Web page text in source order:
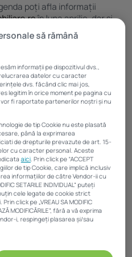
4 Min
poți afla informații
în luna aprilie, dar și
și Gala Profesioniștilor în
se desfășoare luna
de mai jos poți afla ce te
Dozsa, B2B Marketing
să rămână
informații pe dispozitivul dvs.,
datelor cu caracter
dvs. făcând clic mai jos,
legitim în orice moment pe pagina cu
fi raportate partenerilor noștri și nu
de tip Cookie nu este plasată
până la exprimarea
de drepturile prevazute de art. 15-
cu caracter personal. Aceste
aici. Prin click pe “ACCEPT
de tip Cookie, care implică inclusiv
informațiilor de către Vendor-ii cu
SETARILE INDIVIDUAL” puteți
cele legate de cookie strict
click pe „VREAU SA MODIFIC
MODIFICĂRILE”, fără a vă exprima
i, respingeți plasarea și/sau